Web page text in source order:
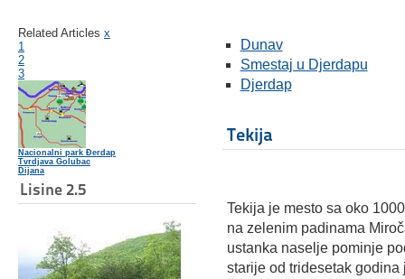
Related Articles x
1
2
3
Nacionalni park Đerdap
Tvrdjava Golubac
Dijana
Lisine 2.5
Dunav
Smestaj u Djerdapu
Djerdap
Tekija
Tekija je mesto sa oko
na zelenim padinama
ustanka naselje pominje
starije od tridesetak